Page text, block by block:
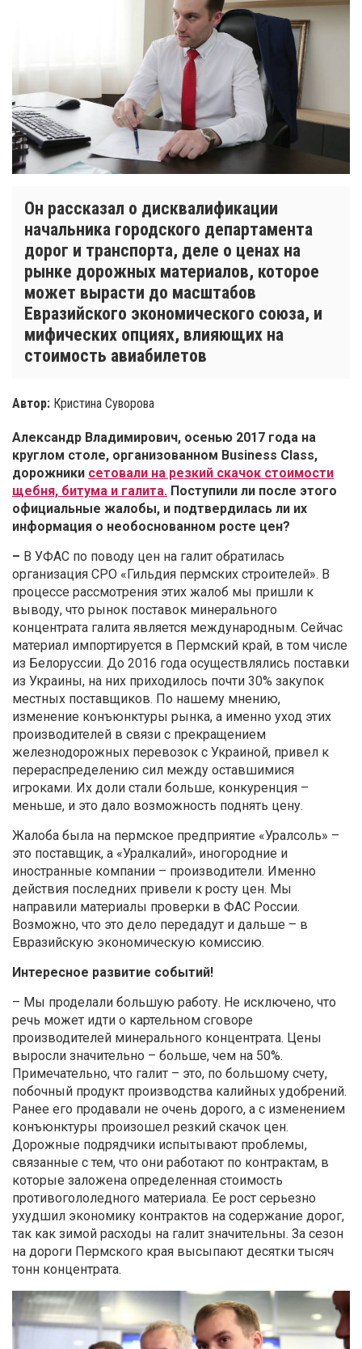
Он рассказал о дисквалификации
начальника городского департамента
дорог и транспорта, деле о ценах на
рынке дорожных материалов, которое
может вырасти до масштабов
Евразийского экономического союза, и
мифических опциях, влияющих на
стоимость авиабилетов
Автор: Кристина Суворова
Александр Владимирович, осенью 2017 года на
круглом столе, организованном Business Class,
дорожники сетовали на резкий скачок стоимости
щебня, битума и галита. Поступили ли после этого
официальные жалобы, и подтвердилась ли их
информация о необоснованном росте цен?
– В УФАС по поводу цен на галит обратилась
организация СРО «Гильдия пермских строителей». В
процессе рассмотрения этих жалоб мы пришли к
выводу, что рынок поставок минерального
концентрата галита является международным. Сейчас
материал импортируется в Пермский край, в том числе
из Белоруссии. До 2016 года осуществлялись поставки
из Украины, на них приходилось почти 30% закупок
местных поставщиков. По нашему мнению,
изменение конъюнктуры рынка, а именно уход этих
производителей в связи с прекращением
железнодорожных перевозок с Украиной, привел к
перераспределению сил между оставшимися
игроками. Их доли стали больше, конкуренция –
меньше, и это дало возможность поднять цену.
Жалоба была на пермское предприятие «Уралсоль» –
это поставщик, а «Уралкалий», иногородние и
иностранные компании – производители. Именно
действия последних привели к росту цен. Мы
направили материалы проверки в ФАС России.
Возможно, что это дело передадут и дальше – в
Евразийскую экономическую комиссию.
Интересное развитие событий!
– Мы проделали большую работу. Не исключено, что
речь может идти о картельном сговоре
производителей минерального концентрата. Цены
выросли значительно – больше, чем на 50%.
Примечательно, что галит – это, по большому счету,
побочный продукт производства калийных удобрений.
Ранее его продавали не очень дорого, а с изменением
конъюнктуры произошел резкий скачок цен.
Дорожные подрядчики испытывают проблемы,
связанные с тем, что они работают по контрактам, в
которые заложена определенная стоимость
противогололедного материала. Ее рост серьезно
ухудшил экономику контрактов на содержание дорог,
так как зимой расходы на галит значительны. За сезон
на дороги Пермского края высыпают десятки тысяч
тонн концентрата.